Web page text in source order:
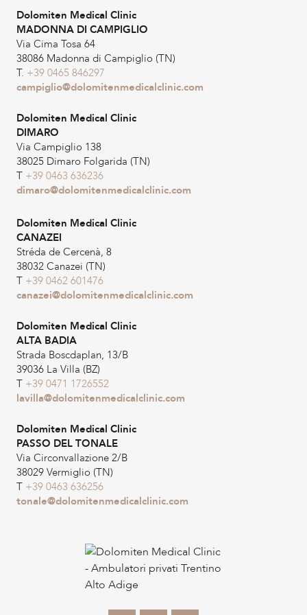
Dolomiten Medical Clinic
MADONNA DI CAMPIGLIO
Via Cima Tosa 64
38086 Madonna di Campiglio (TN)
T. +39 0465 846297
campiglio@dolomitenmedicalclinic.com
Dolomiten Medical Clinic
DIMARO
Via Campiglio 138
38025 Dimaro Folgarida (TN)
T +39 0463 636236
dimaro@dolomitenmedicalclinic.com
Dolomiten Medical Clinic
CANAZEI
Stréda de Cercenà, 8
38032 Canazei (TN)
T +39 0462 601476
canazei@dolomitenmedicalclinic.com
Dolomiten Medical Clinic
ALTA BADIA
Strada Boscdaplan, 13/B
39036 La Villa (BZ)
T +39 0471 1726552
lavilla@dolomitenmedicalclinic.com
Dolomiten Medical Clinic
PASSO DEL TONALE
Via Circonvallazione 2/B
38029 Vermiglio (TN)
T +39 0463 636256
tonale@dolomitenmedicalclinic.com